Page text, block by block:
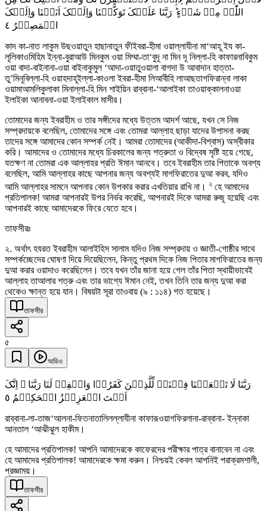
اللّٰہِ مِنۡ شَیۡءٍ ؕ رَبَّنَا عَلَیۡکَ تَوَکَّلۡنَا وَاِلَیۡکَ اَنَبۡنَا وَاِلَیۡکَ
الۡمَصِیۡرُ ٤
কাদ কা-নাত লাকুম উছওয়াতুন হাছানাতুন ফীইবরা-হীমা ওয়াল্লাযীনা মা‘আহূ ইয কা-
লূলিকাওমিহিম ইন্না-বুরাআউ মিনকুম ওয়া মিম্মা-তা‘বুদূ না মিন দূ নিল্লা-হি কাফারনাবিকুম
ওয়া বাদা-বাইনানা-ওয়া বাইনাকুমুল ‘আদা-ওয়াতুওয়ালা বাগদা উ আবাদান হাত্তা-
তু’মিনূবিল্লা-হি ওয়াহদাহূইল্লা-কাওলা ইবরা-হীমা লিআবীহি লাআছতাগফিরান্না লাকা
ওয়ামাআমলিকুলাকা মিনাল্লা-হি মিন শাইয়িন রাব্বানা-‘আলাইকা তাওয়াক্কালনাওয়া
ইলাইকা আনাবনা-ওয়া ইলাইকাল মাসীর।
তোমাদের জন্য ইবরাহীম ও তার সঙ্গীদের মধ্যে উত্তম আদর্শ আছে, যখন সে নিজ
সম্প্রদায়কে বলেছিল, তোমাদের সঙ্গে এবং তোমরা আল্লাহ ছাড়া যাদের উপাসনা করছ
তাদের সঙ্গে আমাদের কোন সম্পর্ক নেই। আমরা তোমাদের (আকীদা-বিশ্বাস) অস্বীকার
করি। আমাদের ও তোমাদের মধ্যে চিরকালের জন্য শত্রুতা ও বিদ্বেষ সৃষ্টি হয়ে গেছে,
যতক্ষণ না তোমরা এক আল্লাহর প্রতি ঈমান আনবে। তবে ইবরাহীম তার পিতাকে অবশ্য
বলেছিল, আমি আল্লাহর কাছে আপনার জন্য অবশ্যই মাগফিরাতের দুআ করব, যদিও
আমি আল্লাহর সামনে আপনার কোন উপকার করার এখতিয়ার রাখি না। ২ হে আমাদের
প্রতিপালক! আমরা আপনারই উপর নির্ভর করেছি, আপনারই দিকে আমরা রুজূ হয়েছি এবং
আপনারই কাছে আমাদেরকে ফিরে যেতে হবে।
তাফসীরঃ
২. অর্থাৎ হযরত ইবরাহীম আলাইহিস সালাম যদিও নিজ সম্প্রদায় ও জ্ঞাতী-গোষ্ঠীর সাথে
সম্পর্কচ্ছেদের ঘোষণা দিয়ে দিয়েছিলেন, কিন্তু প্রথম দিকে নিজ পিতার মাগফিরাতের জন্য
দুআ করার ওয়াদাও করেছিলেন। তবে যখন তাঁর জানা হয়ে গেল তাঁর পিতা স্থায়ীভাবেই
আল্লাহ তাআলার শত্রু এবং তার ভাগ্যে ঈমান নেই, তখন তিনি তার জন্য দুআ করা
থেকেও ক্ষান্ত হয়ে যান। বিষয়টা সূরা তাওবায় (৯ : ১১৪) গত হয়েছে।
তাফসীর
৫
অডিও
رَبَّنَا لَا تَجۡعَلۡنَا فِتۡنَۃً لِّلَّذِیۡنَ کَفَرُوۡا وَاغۡفِرۡ لَنَا رَبَّنَا ۚ اِنَّکَ
اَنۡتَ الۡعَزِیۡزُ الۡحَکِیۡمُ ٥
রাব্বানা-লা-তাজ‘আলনা-ফিতনাতালিলল্লাযীনা কাফারূওয়াগফিরলানা-রাব্বানা- ইন্নাকা
আনতাল ‘আঝীঝুল হাকীম।
হে আমাদের প্রতিপালক! আপনি আমাদেরকে কাফেরদের পরীক্ষার পাত্র বানাবেন না এবং
হে আমাদের প্রতিপালক! আমাদেরকে ক্ষমা করুন। নিশ্চয়ই কেবল আপনিই পরাক্রমশালী,
প্রজ্ঞাময়।
তাফসীর